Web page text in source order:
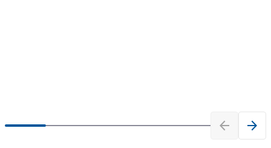
arrow_back arrow_forward